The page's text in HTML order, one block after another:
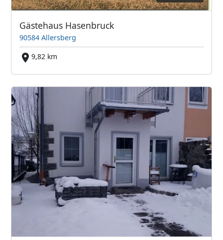
Gästehaus Hasenbruck
90584 Allersberg
9,82 km